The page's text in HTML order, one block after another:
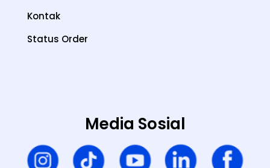
Kontak
Status Order
Media Sosial